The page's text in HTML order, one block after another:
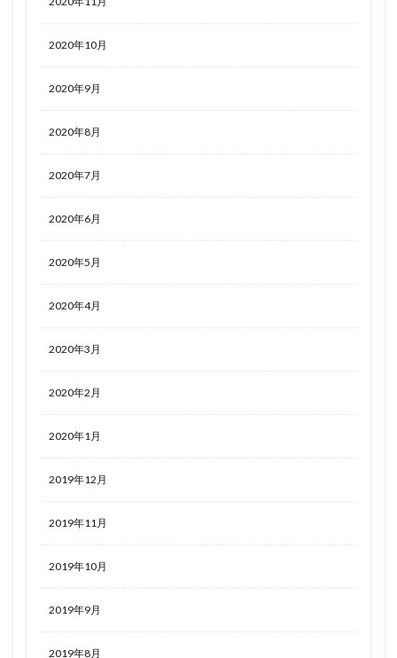
2020年10月
2020年9月
2020年8月
2020年7月
2020年6月
2020年5月
2020年4月
2020年3月
2020年2月
2020年1月
2019年12月
2019年11月
2019年10月
2019年9月
2019年8月